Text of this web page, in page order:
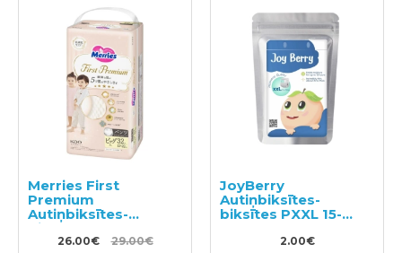
Merries First
Premium
Autiņbiksītes-
biksītes PXL 12-22kg
32gab26.00€ 29.00€
JoyBerry
Autiņbiksītes-
biksītes PXXL 15-
2.00€